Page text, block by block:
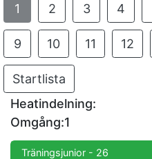
1
2 3 4
9 10 11 12
Startlista
Heatindelning:
Omgång:1
Träningsjunior - 26